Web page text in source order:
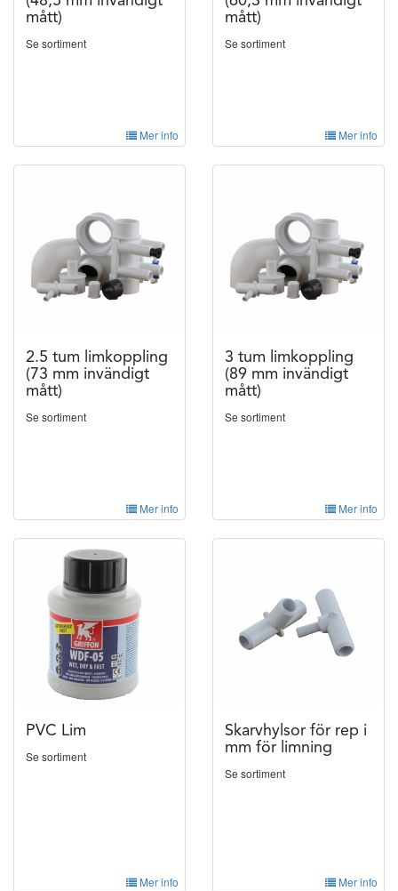
mått)
Se sortiment
Mer info
mått)
Se sortiment
Mer info
2.5 tum limkoppling
(73 mm invändigt
mått)
Se sortiment
Mer info
3 tum limkoppling
(89 mm invändigt
mått)
Se sortiment
Mer info
PVC Lim
Se sortiment
Mer info
Skarvhylsor för rep i
mm för limning
Se sortiment
Mer info